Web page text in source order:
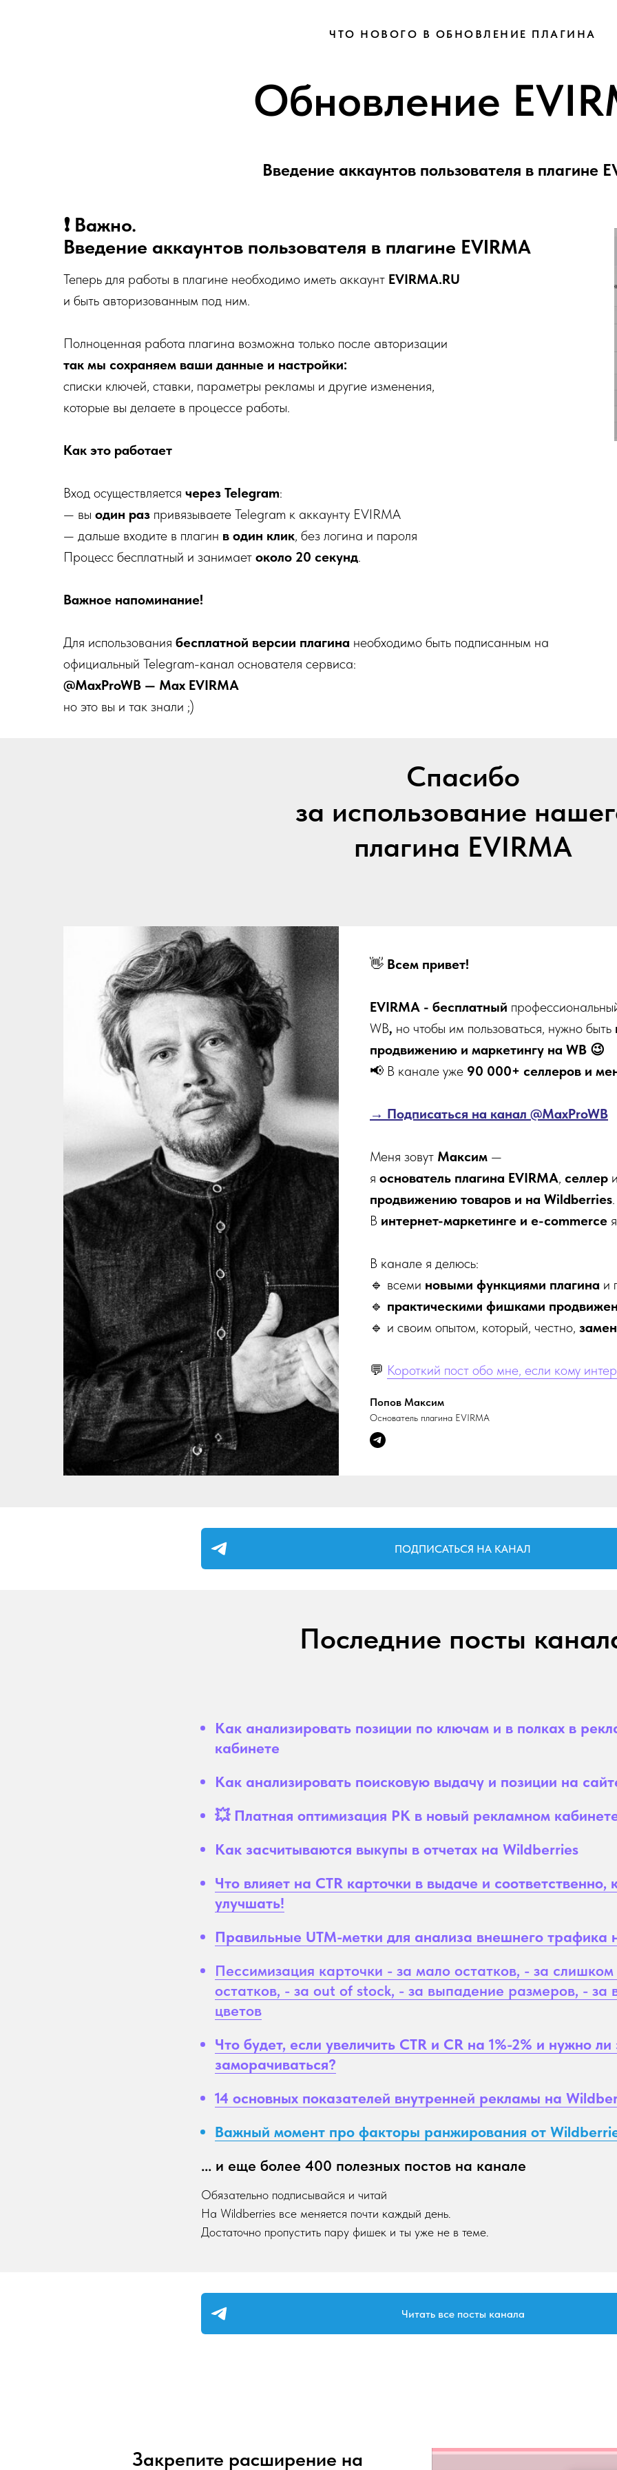
ЧТО НОВОГО В ОБНОВЛЕНИЕ ПЛАГИНА
Обновление
Введение аккаунтов пользователя в плагине
❗ Важно.
Введение аккаунтов пользователя в плагине EVIRMA
Теперь для работы в плагине необходимо иметь аккаунт EVIRMA.RU
и быть авторизованным под ним.
Полноценная работа плагина возможна только после авторизации
так мы сохраняем ваши данные и настройки:
списки ключей, ставки, параметры рекламы и другие изменения,
которые вы делаете в процессе работы.
Как это работает
Вход осуществляется через Telegram:
— вы один раз привязываете Telegram к аккаунту EVIRMA
— дальше входите в плагин в один клик, без логина и пароля
Процесс бесплатный и занимает около 20 секунд.
Важное напоминание!
Для использования бесплатной версии плагина необходимо быть подписанным на
официальный Telegram-канал основателя сервиса:
@MaxProWB — Max EVIRMA
но это вы и так знали ;)
Спасибо
за использование
плагина EVIRMA
👋 Всем привет!
EVIRMA - бесплатный
WB, но чтобы им пользоваться, нужно быть
продвижению и маркетингу на WB 😉
📢 В канале уже 90 000+ селлеров и
→ Подписаться на канал @MaxProWB
Меня зовут Максим —
я основатель плагина EVIRMA, селлер
продвижению товаров и на Wildberries.
В интернет-маркетинге и e-commerce
В канале я делюсь:
🔹 всеми новыми функциями плагина и
🔹 практическими фишками
🔹 и своим опытом, который, честно,
💬 Короткий пост обо мне, если кому
Попов Максим
Основатель плагина EVIRMA
ПОДПИСАТЬСЯ НА КАНАЛ
Последние посты
Как анализировать позиции по ключам и в полках в
кабинете
Как анализировать поисковую выдачу и позиции на
💥 Платная оптимизация РК в новый рекламном
Как засчитываются выкупы в отчетах на Wildberries
Что влияет на CTR карточки в выдаче и соответственно,
улучшать!
Правильные UTM-метки для анализа внешнего трафика
Пессимизация карточки - за мало остатков, - за
остатков, - за out of stock, - за выпадение размеров, - за
цветов
Что будет, если увеличить CTR и CR на 1%-2% и нужно ли
заморачиваться?
14 основных показателей внутренней рекламы на
Важный момент про факторы ранжирования от
... и еще более 400 полезных постов на канале
Обязательно подписывайся и читай
На Wildberries все меняется почти каждый день.
Достаточно пропустить пару фишек и ты уже не в теме.
Читать все посты канала
Закрепите расширение на